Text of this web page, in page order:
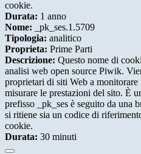
cookie.
Durata: 1 anno
Nome: _pk_ses.1.5709
Tipologia: analitico
Proprieta: Prime Parti
Descrizione: Questo nome di
analisi web open source Piwik.
proprietari di siti Web a
misurare le prestazioni del sito. È
prefisso _pk_ses è seguito da una
si ritiene sia un codice di
cookie.
Durata: 30 minuti